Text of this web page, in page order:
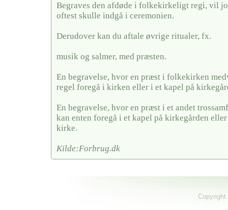
Begraves den afdøde i folkekirkeligt regi, vil
oftest skulle indgå i ceremonien.
Derudover kan du aftale øvrige ritualer, fx.
musik og salmer, med præsten.
En begravelse, hvor en præst i folkekirken
regel foregå i kirken eller i et kapel på
En begravelse, hvor en præst i et andet
kan enten foregå i et kapel på kirkegården
kirke.
Kilde:Forbrug.dk